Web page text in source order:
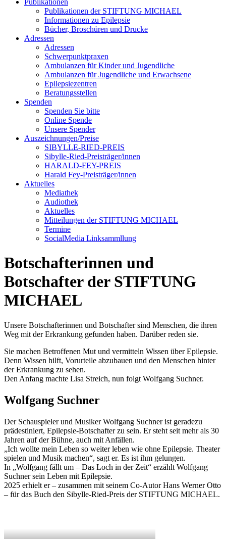
Publikationen
Publikationen der STIFTUNG MICHAEL
Informationen zu Epilepsie
Bücher, Broschüren und Drucke
Adressen
Adressen
Schwerpunktpraxen
Ambulanzen für Kinder und Jugendliche
Ambulanzen für Jugendliche und Erwachsene
Epilepsiezentren
Beratungsstellen
Spenden
Spenden Sie bitte
Online Spende
Unsere Spender
Auszeichnungen/Preise
SIBYLLE-RIED-PREIS
Sibylle-Ried-Preisträger/innen
HARALD-FEY-PREIS
Harald Fey-Preisträger/innen
Aktuelles
Mediathek
Audiothek
Aktuelles
Mitteilungen der STIFTUNG MICHAEL
Termine
SocialMedia Linksammllung
Botschafterinnen und
Botschafter der STIFTUNG
MICHAEL
Unsere Botschafterinnen und Botschafter sind Menschen, die ihren
Weg mit der Erkrankung gefunden haben. Darüber reden sie.
Sie machen Betroffenen Mut und vermitteln Wissen über Epilepsie.
Denn Wissen hilft, Vorurteile abzubauen und den Menschen hinter
der Erkrankung zu sehen.
Den Anfang machte Lisa Streich, nun folgt Wolfgang Suchner.
Wolfgang Suchner
Der Schauspieler und Musiker Wolfgang Suchner ist geradezu
prädestiniert, Epilepsie-Botschafter zu sein. Er steht seit mehr als 30
Jahren auf der Bühne, auch mit Anfällen.
„Ich wollte mein Leben so weiter leben wie ohne Epilepsie. Theater
spielen und Musik machen“, sagt er. Es ist ihm gelungen.
In „Wolfgang fällt um – Das Loch in der Zeit“ erzählt Wolfgang
Suchner sein Leben mit Epilepsie.
2025 erhielt er – zusammen mit seinem Co-Autor Hans Werner Otto
– für das Buch den Sibylle-Ried-Preis der STIFTUNG MICHAEL.